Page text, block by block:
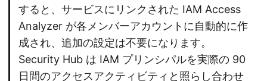
すると、サービスにリンクされた IAM Access
Analyzer が各メンバーアカウントに自動的に作
成され、追加の設定は不要になります。
Security Hub は IAM プリンシパルを実際の 90
日間のアクセスアクティビティと照らし合わせ